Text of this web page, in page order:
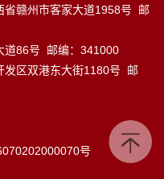
省赣州市客家大道1958号 邮
道86号 邮编：341000
发区双港东大街1180号 邮
号